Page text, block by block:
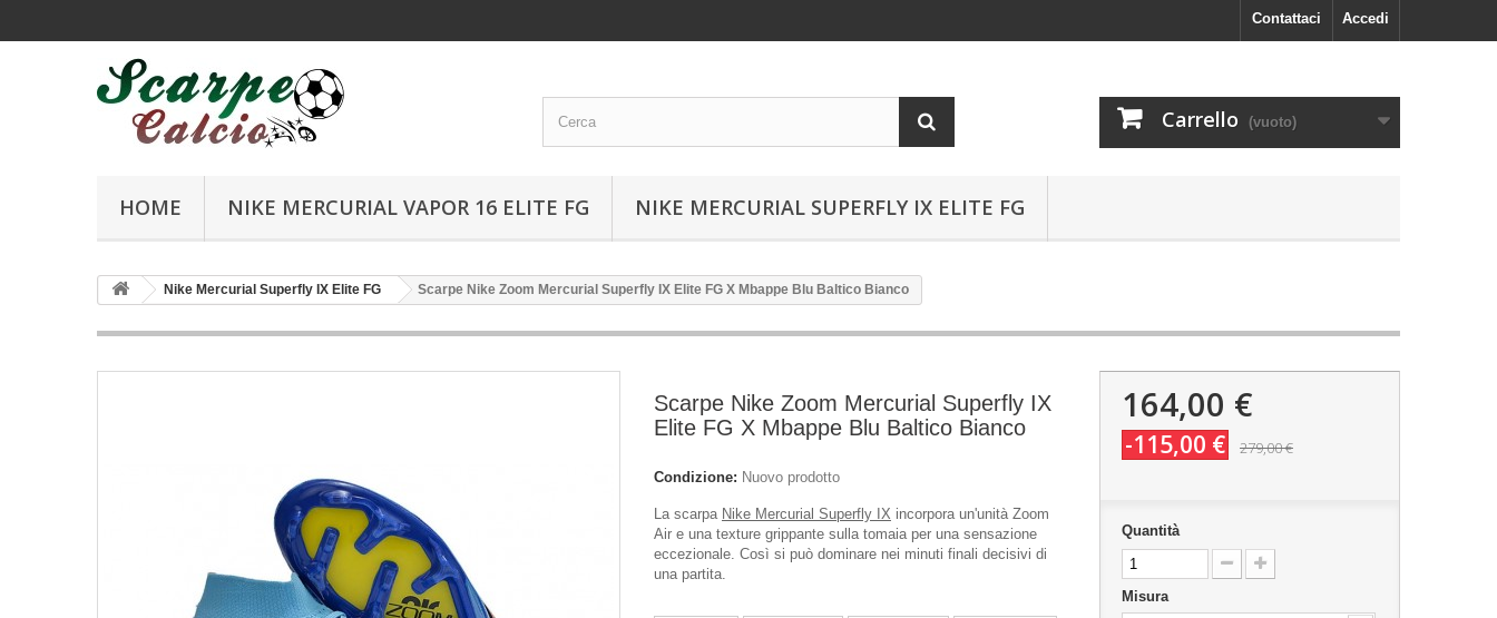
Accedi
Contattaci
Carrello (vuoto)
HOME NIKE MERCURIAL VAPOR 16 ELITE FG NIKE MERCURIAL SUPERFLY IX ELITE FG
Nike Mercurial Superfly IX Elite FG Scarpe Nike Zoom Mercurial Superfly IX Elite FG X Mbappe Blu Baltico Bianco
Scarpe Nike Zoom Mercurial Superfly IX
Elite FG X Mbappe Blu Baltico Bianco
Condizione: Nuovo prodotto
La scarpa Nike Mercurial Superfly IX incorpora un'unità Zoom
Air e una texture grippante sulla tomaia per una sensazione
eccezionale. Così si può dominare nei minuti finali decisivi di
una partita.
164,00 €
-115,00 € 279,00 €
Quantità
Misura